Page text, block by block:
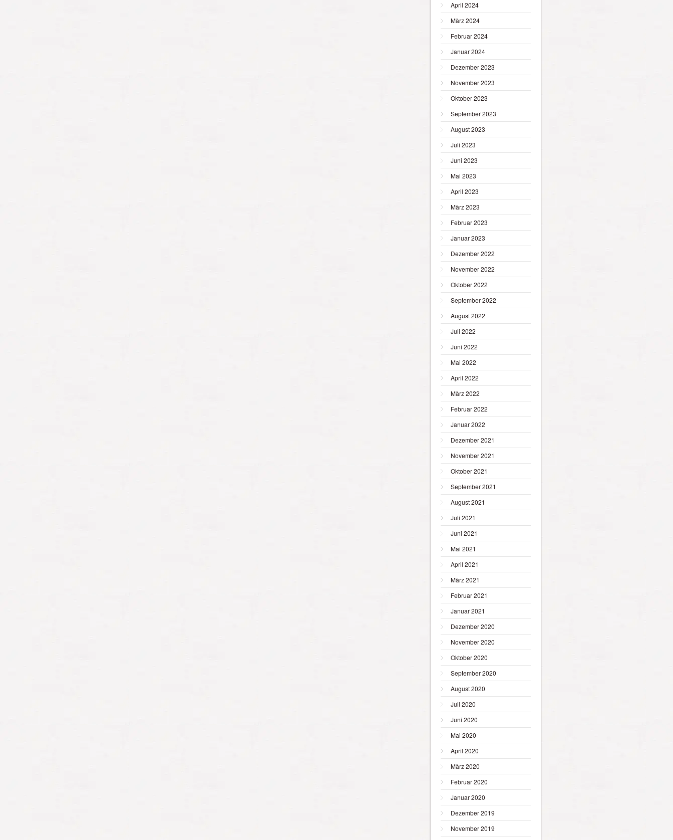
April 2024
März 2024
Februar 2024
Januar 2024
Dezember 2023
November 2023
Oktober 2023
September 2023
August 2023
Juli 2023
Juni 2023
Mai 2023
April 2023
März 2023
Februar 2023
Januar 2023
Dezember 2022
November 2022
Oktober 2022
September 2022
August 2022
Juli 2022
Juni 2022
Mai 2022
April 2022
März 2022
Februar 2022
Januar 2022
Dezember 2021
November 2021
Oktober 2021
September 2021
August 2021
Juli 2021
Juni 2021
Mai 2021
April 2021
März 2021
Februar 2021
Januar 2021
Dezember 2020
November 2020
Oktober 2020
September 2020
August 2020
Juli 2020
Juni 2020
Mai 2020
April 2020
März 2020
Februar 2020
Januar 2020
Dezember 2019
November 2019